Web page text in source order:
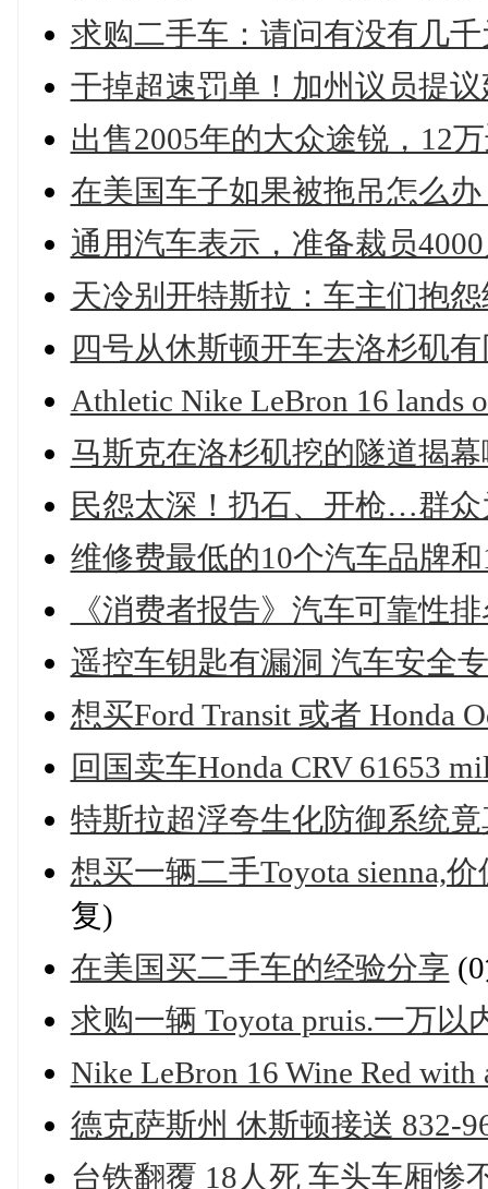
求购二手车：请问有没有几
干掉超速罚单！加州议员提
出售2005年的大众途锐，12
在美国车子如果被拖吊怎么
通用汽车表示，准备裁员
天冷别开特斯拉：车主们抱
四号从休斯顿开车去洛杉矶
Athletic Nike LeBron 16 lands
马斯克在洛杉矶挖的隧道揭
民怨太深！扔石、开枪…群
维修费最低的10个汽车品牌
《消费者报告》汽车可靠性
遥控车钥匙有漏洞 汽车安全
想买Ford Transit 或者 Honda
回国卖车Honda CRV 61653
特斯拉超浮夸生化防御系统
想买一辆二手Toyota sienna,
复)
在美国买二手车的经验分享
求购一辆 Toyota pruis.一万以
Nike LeBron 16 Wine Red with
德克萨斯州 休斯顿接送️ 832-
台铁翻覆 18人死 车头车厢惨